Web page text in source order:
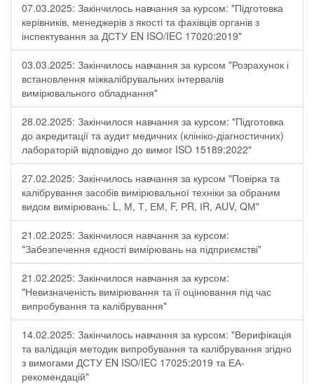
07.03.2025: Закінчилось навчання за курсом: "Підготовка
керівників, менеджерів з якості та фахівців органів з
інспектування за ДСТУ EN ISO/IEC 17020:2019"
03.03.2025: Закінчилось навчання за курсом "Розрахунок і
встановлення міжкалібрувальних інтервалів
вимірювального обладнання"
28.02.2025: Закінчилося навчання за курсом: "Підготовка
до акредитації та аудит медичних (клініко-діагностичних)
лабораторій відповідно до вимог ISO 15189:2022"
27.02.2025: Закінчилось навчання за курсом "Повірка та
калібрування засобів вимірювальної техніки за обраним
видом вимірювань: L, М, Т, ЕМ, F, РR, ІR, АUV, QМ"
21.02.2025: Закінчилося навчання за курсом:
"Забезпечення єдності вимірювань на підприємстві"
21.02.2025: Закінчилося навчання за курсом:
"Невизначеність вимірювання та її оцінювання під час
випробування та калібрування"
14.02.2025: Закінчилось навчання за курсом: "Верифікація
та валідація методик випробування та калібрування згідно
з вимогами ДСТУ EN ISO/IEC 17025:2019 та ЕА-
рекомендацій"